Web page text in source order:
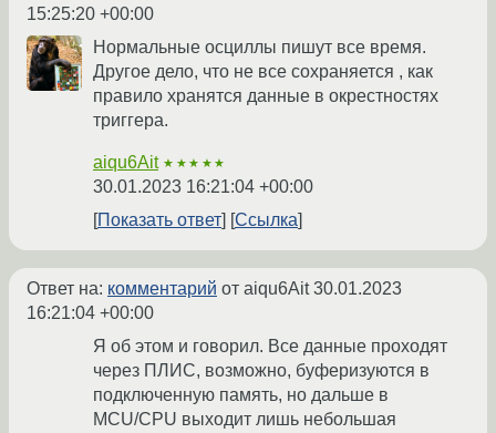
15:25:20 +00:00
Нормальные осциллы пишут все время.
Другое дело, что не все сохраняется , как
правило хранятся данные в окрестностях
триггера.
aiqu6Ait ★★★★★
30.01.2023 16:21:04 +00:00
Показать ответ
Ссылка
Ответ на: комментарий от aiqu6Ait30.01.2023
16:21:04 +00:00
Я об этом и говорил. Все данные проходят
через ПЛИС, возможно, буферизуются в
подключенную память, но дальше в
MCU/CPU выходит лишь небольшая